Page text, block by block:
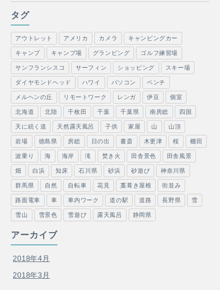
タグ
アウトレット アメリカ カメラ キャンピングカー
キャンプ キャンプ場 グランピング ゴルフ練習場
サンフランシスコ サーフィン ショッピング スキー場
ダイヤモンドヘッド ハワイ パソコン ベンチ
メルヘンの丘 リモートワーク レンガ 伊豆 個室
北海道 北陸 千枚田 千葉 千葉県 南房総 四国
天に続く道 天然露天風呂 子供 家屋 山 山頂
岩場 徳島県 房総 日の出 書斎 木更津 桜 棚田
波乗り 海 海岸 滝 焚き火 田舎景色 田舎風景
畑 白浜 知床 石川県 砂浜 砂遊び 神奈川県
群馬県 自然 自転車 花見 藁葺き屋根 街並み
路面電車 車 車内ワーク 道の駅 道路 長野県 雪
雪山 雪景色 雪遊び 露天風呂 静岡県
アーカイブ
2018年4月
2018年3月